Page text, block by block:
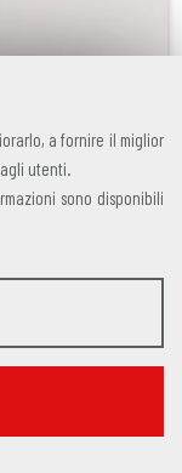
a fornire il miglior
utenti.
sono disponibili
italiane
più
utilizza gli